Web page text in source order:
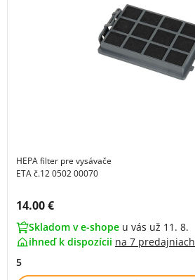
HEPA filter pre vysávače
ETA č.12 0502 00070
Cena s DPH:
14.00 €
Skladom v e-shope u vás už 11. 8.
ihneď k dispozícii na 7 predajniach
5